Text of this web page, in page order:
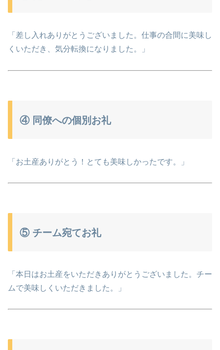
「差し入れありがとうございました。仕事の合間に美味し
くいただき、気分転換になりました。」
④ 同僚への個別お礼
「お土産ありがとう！とても美味しかったです。」
⑤ チーム宛てお礼
「本日はお土産をいただきありがとうございました。チー
ムで美味しくいただきました。」